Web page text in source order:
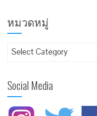
หมวดหมู่
Social Media